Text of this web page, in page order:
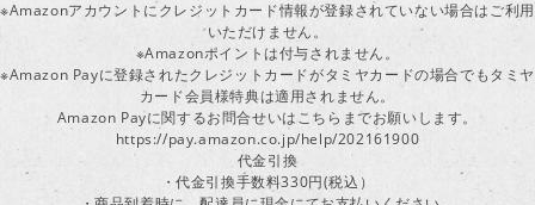
※Amazonアカウントにクレジットカード情報が登録されていない場合はご利用
いただけません。
※Amazonポイントは付与されません。
※Amazon Payに登録されたクレジットカードがタミヤカードの場合でもタミヤ
カード会員様特典は適用されません。
Amazon Payに関するお問合せいはこちらまでお願いします。
https://pay.amazon.co.jp/help/202161900
代金引換
・代金引換手数料330円(税込）